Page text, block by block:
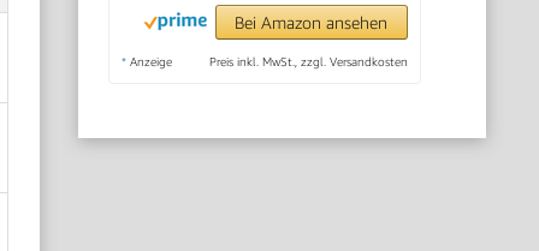
Bei Amazon ansehen
* Anzeige Preis inkl. MwSt., zzgl. Versandkosten